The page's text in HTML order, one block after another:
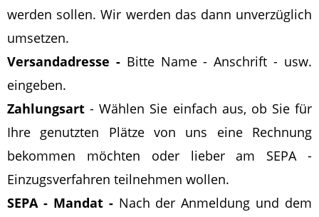
werden sollen. Wir werden das dann unverzüglich
umsetzen.
Versandadresse - Bitte Name - Anschrift - usw.
eingeben.
Zahlungsart - Wählen Sie einfach aus, ob Sie für
Ihre genutzten Plätze von uns eine Rechnung
bekommen möchten oder lieber am SEPA -
Einzugsverfahren teilnehmen wollen.
SEPA - Mandat - Nach der Anmeldung und dem